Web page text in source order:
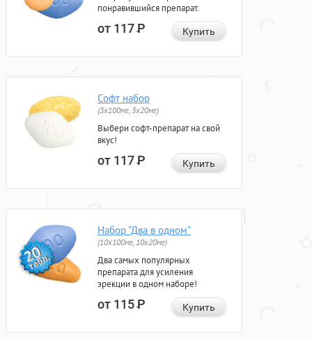
понравившийся препарат.
от 117Р Купить
Софт набор
(3x100мг, 3x20мг)
Выбери софт-препарат на свой
вкус!
от 117Р Купить
Набор "Два в одном"
(10x100мг, 10x20мг)
Два самых популярных
препарата для усиления
эрекции в одном наборе!
от 115Р Купить